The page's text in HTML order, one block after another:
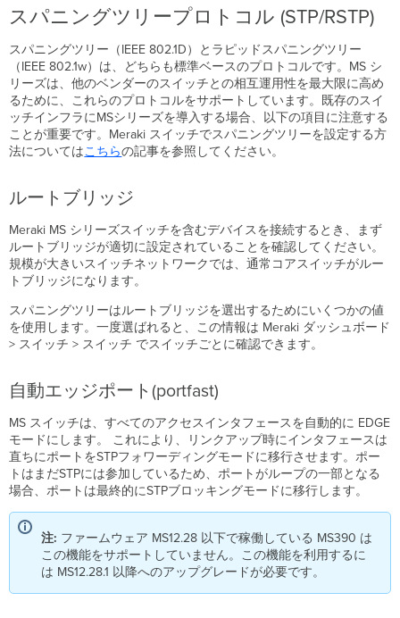
プ
ト
コ
ル
の
互
換
性
つ
い
VTP
(VLAN
Trunking
ISL
カ
プ
ル
化
Power
over
Ethernet
(PoE)
ス
チ
ス
タ
ッ
スパニングツリープロトコル (STP/RSTP)
スパニングツリー（IEEE 802.1D）とラピッドスパニングツリー
（IEEE 802.1w）は、どちらも標準ベースのプロトコルです。MS シ
リーズは、他のベンダーのスイッチとの相互運用性を最大限に高め
るために、これらのプロトコルをサポートしています。既存のスイ
ッチインフラにMSシリーズを導入する場合、以下の項目に注意する
ことが重要です。Meraki スイッチでスパニングツリーを設定する方
法についてはこちらの記事を参照してください。
ルートブリッジ
Meraki MS シリーズスイッチを含むデバイスを接続するとき、まず
ルートブリッジが適切に設定されていることを確認してください。
規模が大きいスイッチネットワークでは、通常コアスイッチがルー
トブリッジになります。
スパニングツリーはルートブリッジを選出するためにいくつかの値
を使用します。一度選ばれると、この情報は Meraki ダッシュボード
> スイッチ > スイッチ でスイッチごとに確認できます。
自動エッジポート(portfast)
MS スイッチは、すべてのアクセスインタフェースを自動的に EDGE
モードにします。 これにより、リンクアップ時にインタフェースは
直ちにポートをSTPフォワーディングモードに移行させます。ポー
トはまだSTPには参加しているため、ポートがループの一部となる
場合、ポートは最終的にSTPブロッキングモードに移行します。
注: ファームウェア MS12.28 以下で稼働している MS390 は
この機能をサポートしていません。この機能を利用するに
は MS12.28.1 以降へのアップグレードが必要です。